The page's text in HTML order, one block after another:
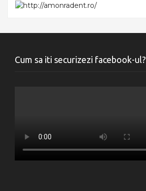
Cum sa iti securizezi facebook-ul?